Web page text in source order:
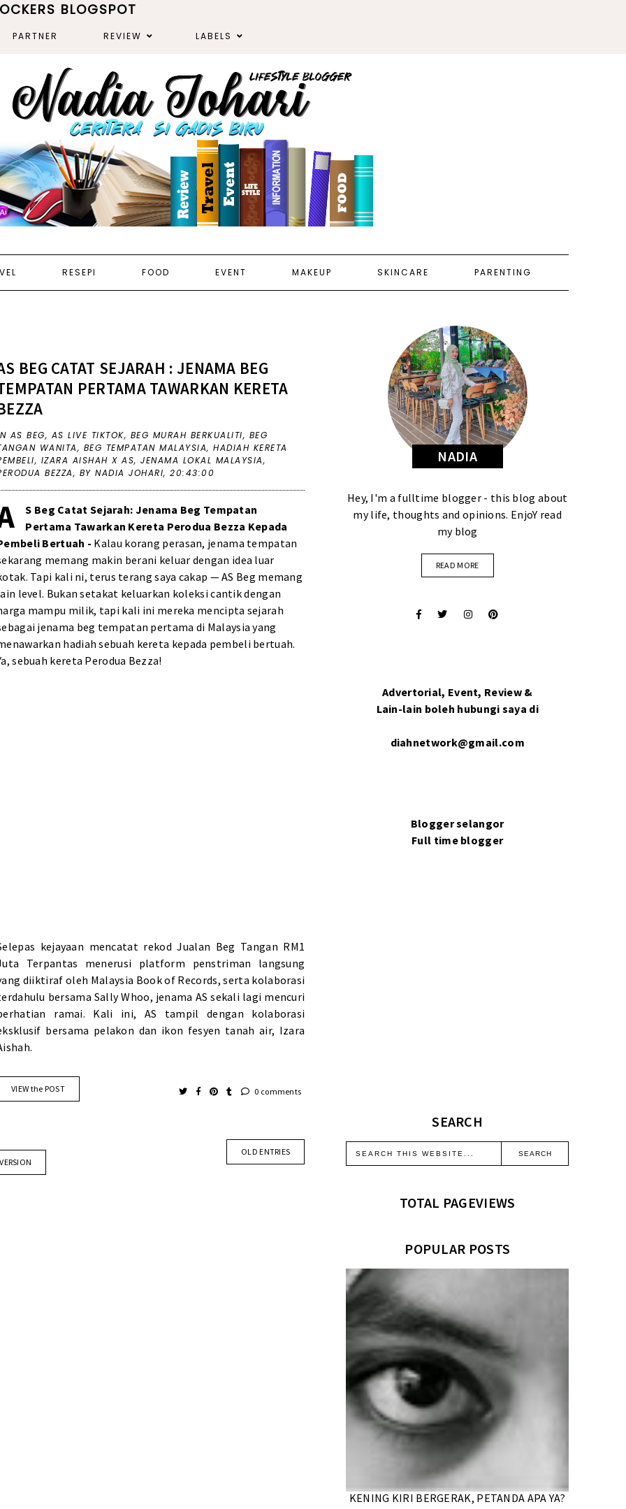
BLOGSPOT
PARTNER REVIEW LABELS
RESEPI FOOD EVENT MAKEUP SKINCARE PARENTING
BEG CATAT SEJARAH : JENAMA BEG
PERTAMA TAWARKAN KERETA
AS BEG, AS LIVE TIKTOK, BEG MURAH BERKUALITI, BEG
WANITA, BEG TEMPATAN MALAYSIA,HADIAH KERETA
, IZARA AISHAH X AS,JENAMA LOKAL MALAYSIA,
BEZZA, BY NADIA JOHARI,20:43:00
S Beg Catat Sejarah: Jenama Beg Tempatan
Pertama Tawarkan Kereta Perodua Bezza Kepada
Bertuah - Kalau korang perasan, jenama tempatan
memang makin berani keluar dengan idea luar
Tapi kali ni, terus terang saya cakap — AS Beg memang
level. Bukan setakat keluarkan koleksi cantik dengan
mampu milik, tapi kali ini mereka mencipta sejarah
jenama beg tempatan pertama di Malaysia yang
hadiah sebuah kereta kepada pembeli bertuah.
sebuah kereta Perodua Bezza!
kejayaan mencatat rekod Jualan Beg Tangan RM1
Terpantas menerusi platform penstriman langsung
diiktiraf oleh Malaysia Book of Records, serta kolaborasi
bersama Sally Whoo, jenama AS sekali lagi mencuri
ramai. Kali ini, AS tampil dengan kolaborasi
bersama pelakon dan ikon fesyen tanah air, Izara
VIEW the POST 0 comments
OLD ENTRIES
NADIA
Hey, I'm a fulltime blogger - this blog about
my life, thoughts and opinions. EnjoY read
my blog
READ MORE
Advertorial, Event, Review &
Lain-lain boleh hubungi saya di
diahnetwork@gmail.com
Blogger selangor
Full time blogger
SEARCH
TOTAL PAGEVIEWS
POPULAR POSTS
KENING KIRI BERGERAK, PETANDA APA YA?